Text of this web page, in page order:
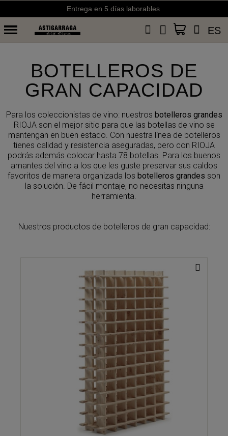
Entrega en 5 días laborables
ES
BOTELLEROS DE
GRAN CAPACIDAD
Para los coleccionistas de vino: nuestros botelleros grandes
RIOJA son el mejor sitio para que las botellas de vino se
mantengan en buen estado. Con nuestra línea de botelleros
tienes calidad y resistencia aseguradas, pero con RIOJA
podrás además colocar hasta 78 botellas. Para los buenos
amantes del vino a los que les guste preservar sus caldos
favoritos de manera organizada los botelleros grandes son
la solución. De fácil montaje, no necesitas ninguna
herramienta.
Nuestros productos de botelleros de gran capacidad: